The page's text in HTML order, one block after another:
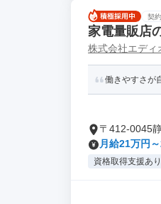
契
家電量販店
株式会社エディ
働きやすさが
〒412-0045
月給21万円
資格取得支援あり